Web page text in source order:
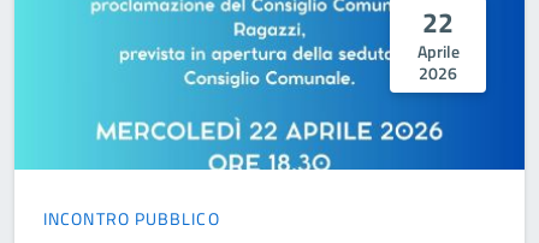
22
Aprile
2026
INCONTRO PUBBLICO